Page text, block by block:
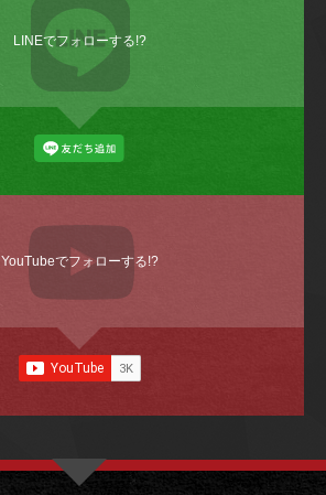
LINEでフォローする!?
YouTubeでフォローする!?